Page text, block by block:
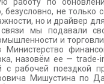
безусловно, не только
но и драйвер
мы подавали
и
назовём ее — trade-
с рабочей поездкой
Мишустина по